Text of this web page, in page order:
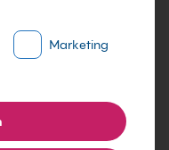
eine Einwilligung
Marketing